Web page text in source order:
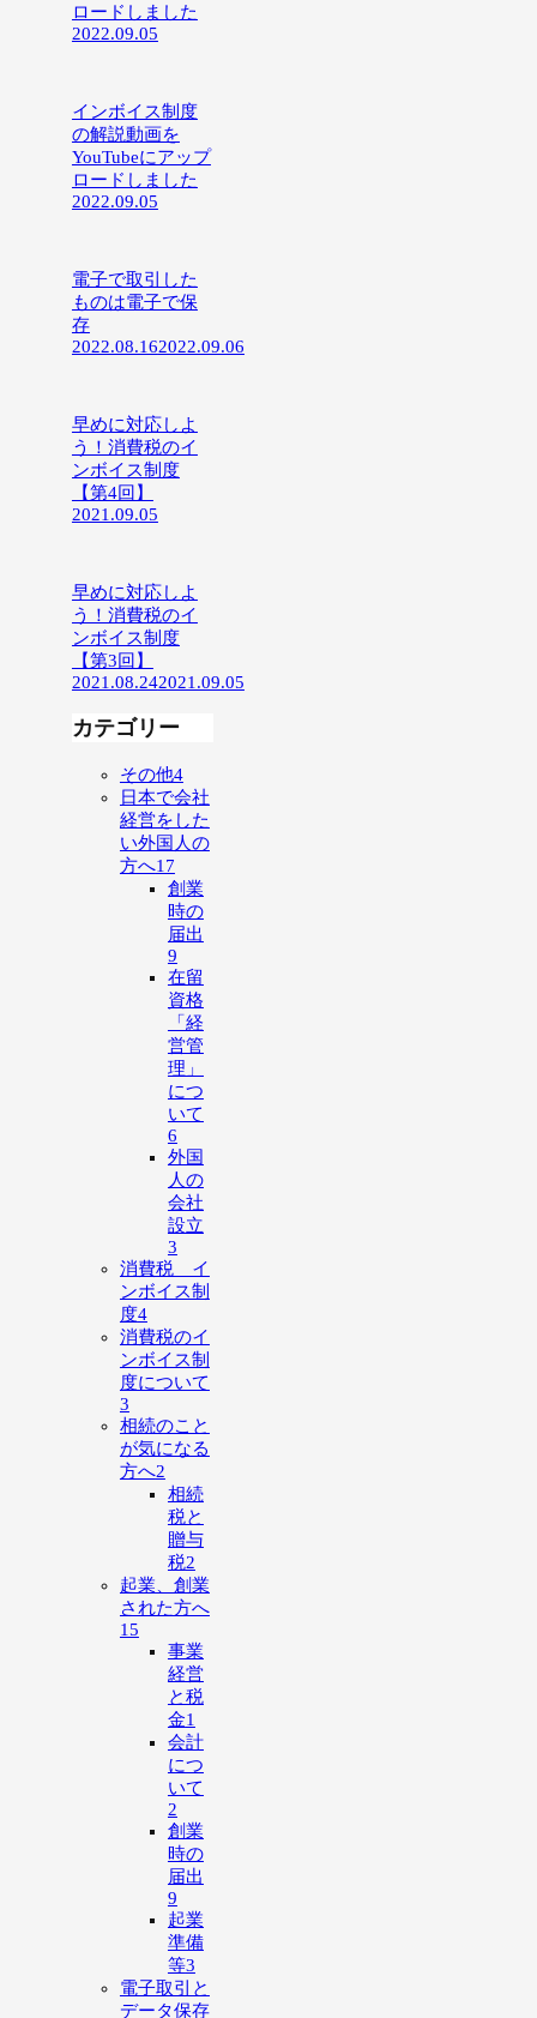
ロードしました
2022.09.05
インボイス制度
の解説動画を
YouTubeにアップ
ロードしました
2022.09.05
電子で取引した
ものは電子で保
存
2022.08.162022.09.06
早めに対応しよ
う！消費税のイ
ンボイス制度
【第4回】
2021.09.05
早めに対応しよ
う！消費税のイ
ンボイス制度
【第3回】
2021.08.242021.09.05
カテゴリー
その他4
日本で会社
経営をした
い外国人の
方へ17
創業
時の
届出
9
在留
資格
「経
営管
理」
につ
いて
6
外国
人の
会社
設立
3
消費税 イ
ンボイス制
度4
消費税のイ
ンボイス制
度について
3
相続のこと
が気になる
方へ2
相続
税と
贈与
税2
起業、創業
された方へ
15
事業
経営
と税
金1
会計
につ
いて
2
創業
時の
届出
9
起業
準備
等3
電子取引と
データ保存